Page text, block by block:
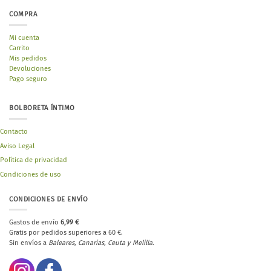
COMPRA
Mi cuenta
Carrito
Mis pedidos
Devoluciones
Pago seguro
BOLBORETA ÍNTIMO
Contacto
Aviso Legal
Política de privacidad
Condiciones de uso
CONDICIONES DE ENVÍO
Gastos de envío 6,99 €
Gratis por pedidos superiores a 60 €.
Sin envíos a Baleares, Canarias, Ceuta y Melilla.